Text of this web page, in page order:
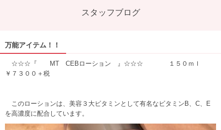
スタッフブログ
万能アイテム！！
☆☆☆『 MT CEBローション 』☆☆☆ １５０ｍｌ
￥７３００＋税
このローションは、美容３大ビタミンとして有名なビタミンB、C、E
を高濃度に配合しています。